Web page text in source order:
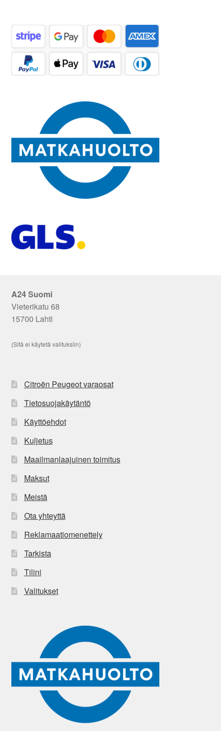
A24 Suomi
Vieterikatu 68
15700 Lahti
(Sitä ei käytetä valituksiin)
Citroën Peugeot varaosat
Tietosuojakäytäntö
Käyttöehdot
Kuljetus
Maailmanlaajuinen toimitus
Maksut
Meistä
Ota yhteyttä
Reklamaatiomenettely
Tarkista
Tilini
Valitukset